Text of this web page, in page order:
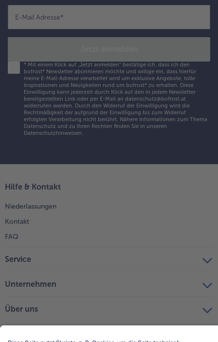
E-Mail Adresse*
* Mit einem Klick auf „Jetzt anmelden" bestätige ich, dass ich den
bofrost* Newsletter abonnieren möchte und willige ein, dass hierfür
meine E-Mail-Adresse verarbeitet wird um exklusive Angebote, tolle
Inspirationen und Neuigkeiten rund um bofrost* zu erhalten. Diese
Einwilligung kann jederzeit durch Klick auf den in jedem Newsletter
bereitgestellten Link oder per E-Mail an datenschutz@bofrost.at
widerrufen werden. Durch den Widerruf der Einwilligung wird die
Rechtmäßigkeit der aufgrund der Einwilligung bis zum Widerruf
erfolgten Verarbeitung nicht berührt. Nähere Informationen zum Thema
Datenschutz und zu Ihren Rechten finden Sie in unseren
Datenschutzhinweisen.
Hilfe & Kontakt
Niederlassungen
Kontakt
FAQ
Service
Unternehmen
Über uns